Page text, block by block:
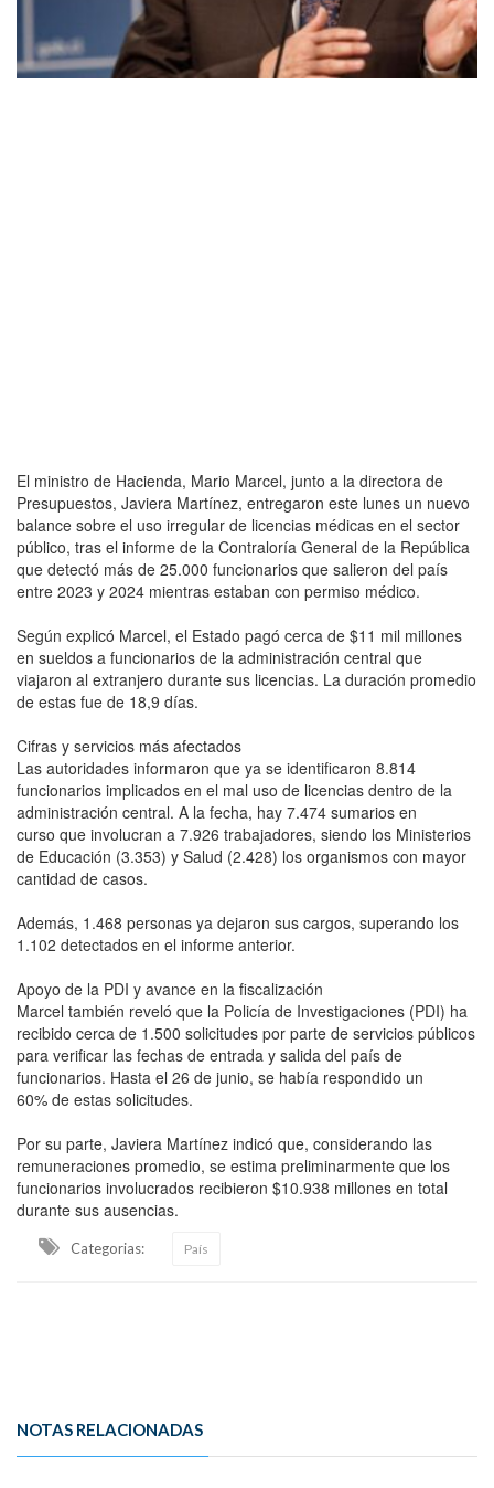
El ministro de Hacienda, Mario Marcel, junto a la directora de
Presupuestos, Javiera Martínez, entregaron este lunes un nuevo
balance sobre el uso irregular de licencias médicas en el sector
público, tras el informe de la Contraloría General de la República
que detectó más de 25.000 funcionarios que salieron del país
entre 2023 y 2024 mientras estaban con permiso médico.
Según explicó Marcel, el Estado pagó cerca de $11 mil millones
en sueldos a funcionarios de la administración central que
viajaron al extranjero durante sus licencias. La duración promedio
de estas fue de 18,9 días.
Cifras y servicios más afectados
Las autoridades informaron que ya se identificaron 8.814
funcionarios implicados en el mal uso de licencias dentro de la
administración central. A la fecha, hay 7.474 sumarios en
curso que involucran a 7.926 trabajadores, siendo los Ministerios
de Educación (3.353) y Salud (2.428) los organismos con mayor
cantidad de casos.
Además, 1.468 personas ya dejaron sus cargos, superando los
1.102 detectados en el informe anterior.
Apoyo de la PDI y avance en la fiscalización
Marcel también reveló que la Policía de Investigaciones (PDI) ha
recibido cerca de 1.500 solicitudes por parte de servicios públicos
para verificar las fechas de entrada y salida del país de
funcionarios. Hasta el 26 de junio, se había respondido un
60% de estas solicitudes.
Por su parte, Javiera Martínez indicó que, considerando las
remuneraciones promedio, se estima preliminarmente que los
funcionarios involucrados recibieron $10.938 millones en total
durante sus ausencias.
Categorias: País
NOTAS RELACIONADAS